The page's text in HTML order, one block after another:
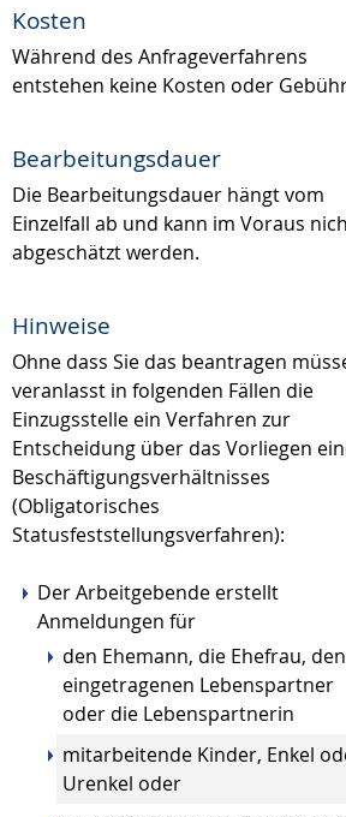
Kosten
Während des Anfrageverfahrens
entstehen keine Kosten oder
Bearbeitungsdauer
Die Bearbeitungsdauer hängt vom
Einzelfall ab und kann im Voraus
abgeschätzt werden.
Hinweise
Ohne dass Sie das beantragen
veranlasst in folgenden Fällen die
Einzugsstelle ein Verfahren zur
Entscheidung über das Vorliegen
Beschäftigungsverhältnisses
(Obligatorisches
Statusfeststellungsverfahren):
Der Arbeitgebende erstellt
Anmeldungen für
den Ehemann, die Ehefrau, den
eingetragenen Lebenspartner
oder die Lebenspartnerin
mitarbeitende Kinder, Enkel
Urenkel oder